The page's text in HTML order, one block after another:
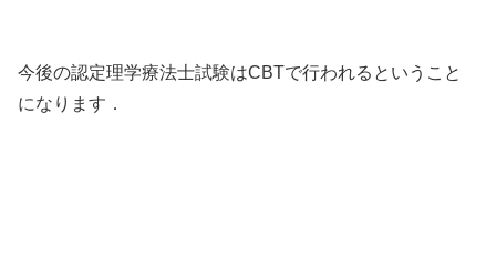
今後の認定理学療法士試験はCBTで行われるということ
になります．